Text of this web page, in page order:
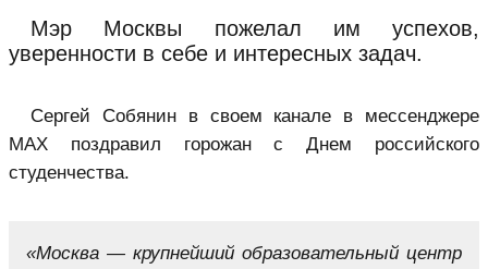
Мэр Москвы пожелал им успехов,
уверенности в себе и интересных задач.
Сергей Собянин в своем канале в мессенджере
MAX поздравил горожан с Днем российского
студенчества.
«Москва — крупнейший образовательный центр